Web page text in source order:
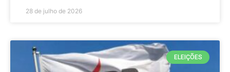
28 de julho de 2026
ELEIÇÕES